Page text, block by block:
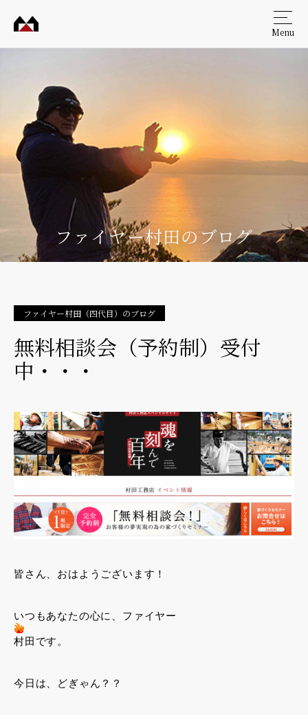
工務
Menu
ファイヤー村田のブログ
ファイヤー村田（四代目）のブログ
無料相談会（予約制）受付
中・・・
皆さん、おはようございます！
いつもあなたの心に、ファイヤー
村田です。
今日は、どぎゃん？？